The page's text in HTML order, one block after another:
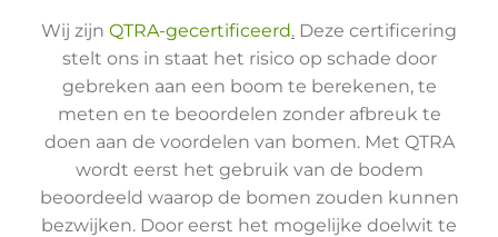
Wij zijn QTRA-gecertificeerd. Deze certificering
stelt ons in staat het risico op schade door
gebreken aan een boom te berekenen, te
meten en te beoordelen zonder afbreuk te
doen aan de voordelen van bomen. Met QTRA
wordt eerst het gebruik van de bodem
beoordeeld waarop de bomen zouden kunnen
bezwijken. Door eerst het mogelijke doelwit te